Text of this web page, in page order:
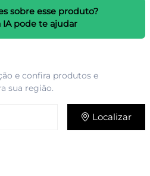
sobre esse produto?
IA pode te ajudar
e confira produtos e
sua região.
Localizar